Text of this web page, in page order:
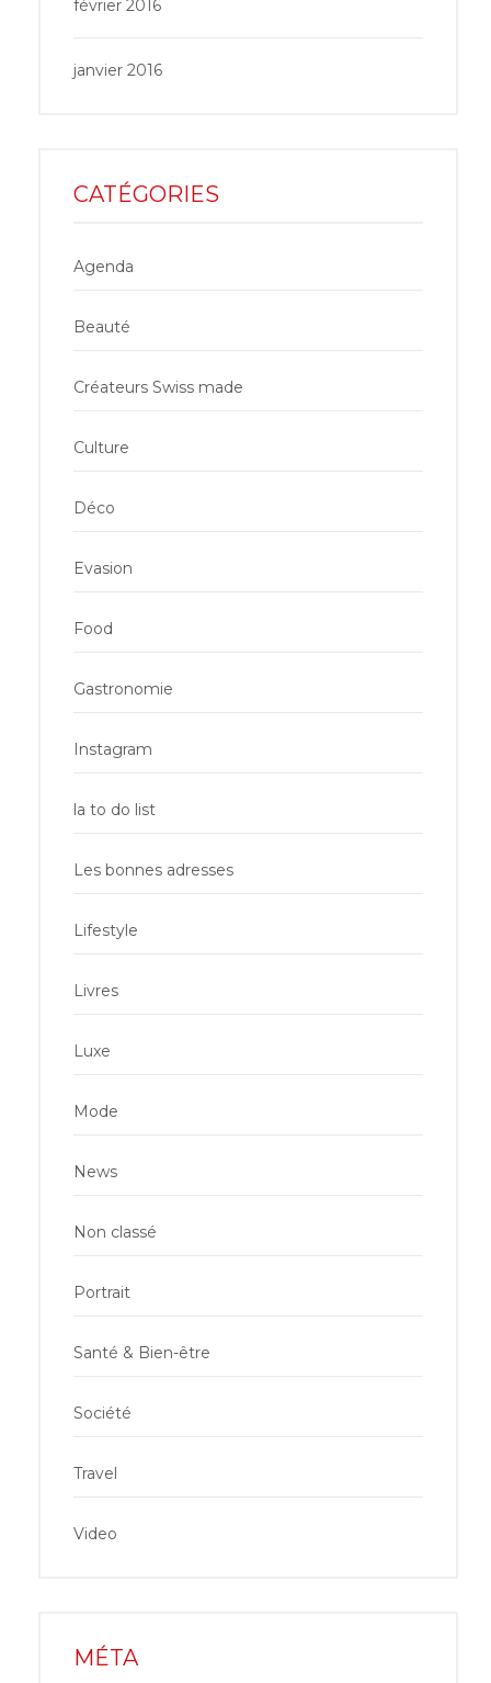
février 2016
janvier 2016
CATÉGORIES
Agenda
Beauté
Créateurs Swiss made
Culture
Déco
Evasion
Food
Gastronomie
Instagram
la to do list
Les bonnes adresses
Lifestyle
Livres
Luxe
Mode
News
Non classé
Portrait
Santé & Bien-être
Société
Travel
Video
MÉTA